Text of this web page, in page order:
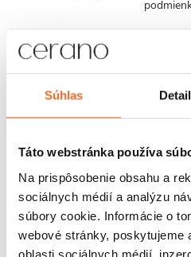
Súhlas
Táto webstránka používa
Na prispôsobenie obsahu a
sociálnych médií a analýzu
súbory cookie. Informácie o
webové stránky, poskytujeme
oblasti sociálnych médií,
Záruka 3 roky
K tomuto produktu poskytujeme
sa môžete dlhodobo spoľahnúť na
naše prémiové služby zaistia, že
budú vyriešené rýchlo a efektívne.
Elegancia a funkcia v jedinom
značky Cerano.